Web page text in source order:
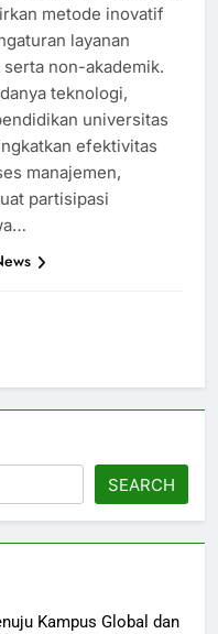
metode inovatif
layanan
serta non-akademik.
teknologi,
universitas
efektivitas
manajemen,
partisipasi
SEARCH
Kampus Global dan